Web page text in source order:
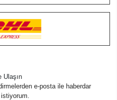
Ulaşın
e-posta ile haberdar